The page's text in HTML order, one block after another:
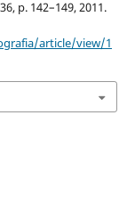
p. 142–149, 2011.
article/view/1